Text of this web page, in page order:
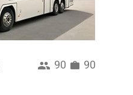
90 90